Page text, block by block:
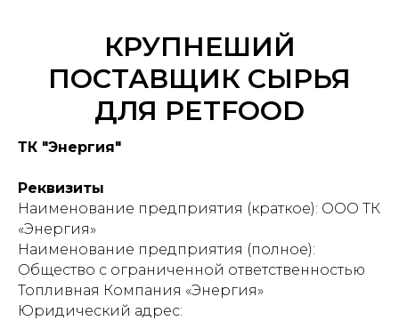
КРУПНЕШИЙ
ПОСТАВЩИК СЫРЬЯ
ДЛЯ PETFOOD
ТК "Энергия"
Реквизиты
Наименование предприятия (краткое): ООО ТК
«Энергия»
Наименование предприятия (полное):
Общество с ограниченной ответственностью
Топливная Компания «Энергия»
Юридический адрес: